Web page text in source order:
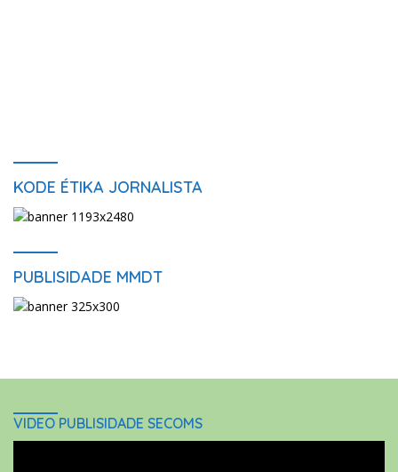
KODE ÉTIKA JORNALISTA
PUBLISIDADE MMDT
VIDEO PUBLISIDADE SECOMS